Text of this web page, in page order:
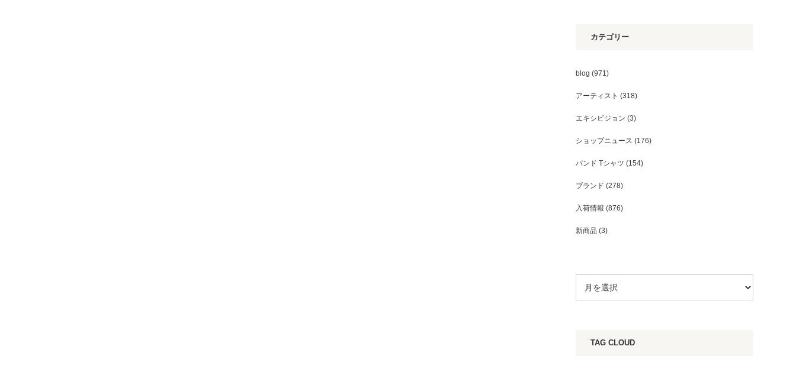
カテゴリー
blog (971)
アーティスト (318)
エキシビジョン (3)
ショップニュース (176)
バンド Tシャツ (154)
ブランド (278)
入荷情報 (876)
新商品 (3)
TAG CLOUD